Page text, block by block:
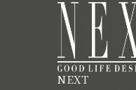
NEXT